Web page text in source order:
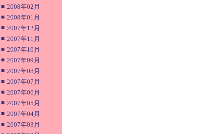
■ 2008年02月
■ 2008年01月
■ 2007年12月
■ 2007年11月
■ 2007年10月
■ 2007年09月
■ 2007年08月
■ 2007年07月
■ 2007年06月
■ 2007年05月
■ 2007年04月
■ 2007年03月